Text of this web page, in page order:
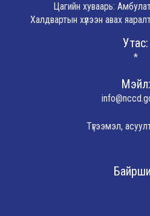
Цагийн хуваарь:
Халдвартын хүлээн авах
Утас:
*
Мэйл:
Түгээмэл,